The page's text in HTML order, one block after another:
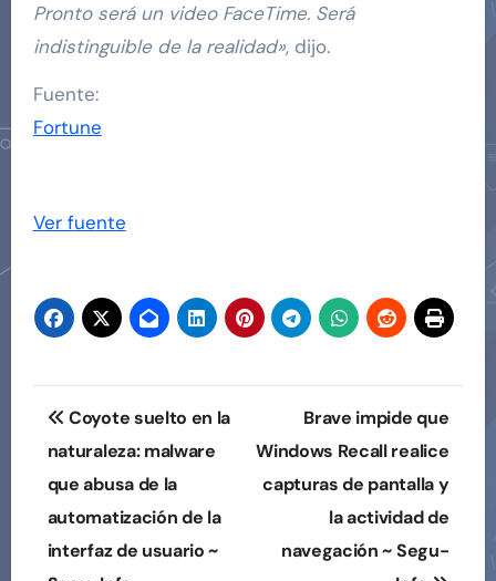
Pronto será un video FaceTime. Será
indistinguible de la realidad», dijo.
Fuente:
Fortune
Ver fuente
Navegación
de
entradas
Coyote suelto en la
naturaleza: malware
que abusa de la
automatización de la
interfaz de usuario ~
Brave impide que
Windows Recall realice
capturas de pantalla y
la actividad de
navegación ~ Segu-